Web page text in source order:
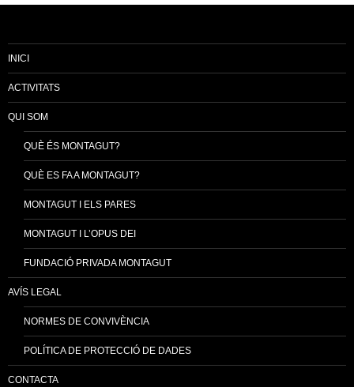
INICI
ACTIVITATS
QUI SOM
QUÈ ÉS MONTAGUT?
QUÈ ES FA A MONTAGUT?
MONTAGUT I ELS PARES
MONTAGUT I L’OPUS DEI
FUNDACIÓ PRIVADA MONTAGUT
AVÍS LEGAL
NORMES DE CONVIVÈNCIA
POLÍTICA DE PROTECCIÓ DE DADES
CONTACTA